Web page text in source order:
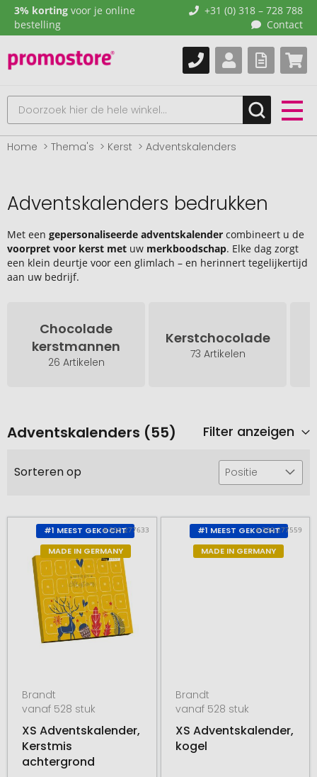
3% korting voor je online
bestelling
+31 (0) 318 – 728 788
Contact
Home Thema's Kerst Adventskalenders
Adventskalenders bedrukken
Met een gepersonaliseerde adventskalender combineert u de
voorpret voor kerst met uw merkboodschap. Elke dag zorgt
een klein deurtje voor een glimlach – en herinnert tegelijkertijd
aan uw bedrijf.
Chocolade
kerstmannen
26 Artikelen
Kerstchocolade
73 Artikelen
Adventskalenders (55) Filter anzeigen
Sorteren op Positie
#1 MEEST GEKOCHT
MADE IN GERMANY
# 300.277633
Brandt
vanaf 528 stuk
XS Adventskalender,
Kerstmis
achtergrond
#1 MEEST GEKOCHT
MADE IN GERMANY
# 300.277559
Brandt
vanaf 528 stuk
XS Adventskalender,
kogel